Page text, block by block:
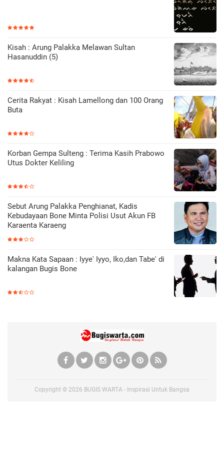
Kisah : Arung Palakka Melawan Sultan
Hasanuddin (5)
Cerita Rakyat : Kisah Lamellong dan 100 Orang
Buta
Korban Gempa Sulteng : Terima Kasih Prabowo
Utus Dokter Keliling
Sebut Arung Palakka Penghianat, Kadis
Kebudayaan Bone Minta Polisi Usut Akun FB
Karaenta Karaeng
Makna Kata Sapaan : Iyye' Iyyo, Iko,dan Tabe' di
kalangan Bugis Bone
Copyright © 2026 BUGIS WARTA - Inspirasi Untuk Bangsa